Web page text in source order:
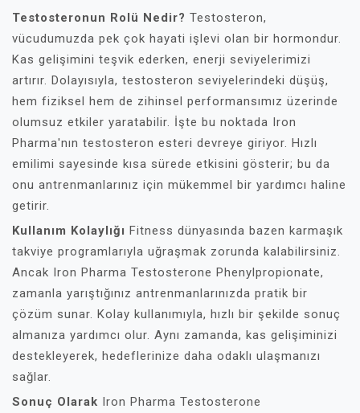
Testosteronun Rolü Nedir? Testosteron,
vücudumuzda pek çok hayati işlevi olan bir hormondur.
Kas gelişimini teşvik ederken, enerji seviyelerimizi
artırır. Dolayısıyla, testosteron seviyelerindeki düşüş,
hem fiziksel hem de zihinsel performansımız üzerinde
olumsuz etkiler yaratabilir. İşte bu noktada Iron
Pharma'nın testosteron esteri devreye giriyor. Hızlı
emilimi sayesinde kısa sürede etkisini gösterir; bu da
onu antrenmanlarınız için mükemmel bir yardımcı haline
getirir.
Kullanım Kolaylığı Fitness dünyasında bazen karmaşık
takviye programlarıyla uğraşmak zorunda kalabilirsiniz.
Ancak Iron Pharma Testosterone Phenylpropionate,
zamanla yarıştığınız antrenmanlarınızda pratik bir
çözüm sunar. Kolay kullanımıyla, hızlı bir şekilde sonuç
almanıza yardımcı olur. Aynı zamanda, kas gelişiminizi
destekleyerek, hedeflerinize daha odaklı ulaşmanızı
sağlar.
Sonuç Olarak Iron Pharma Testosterone